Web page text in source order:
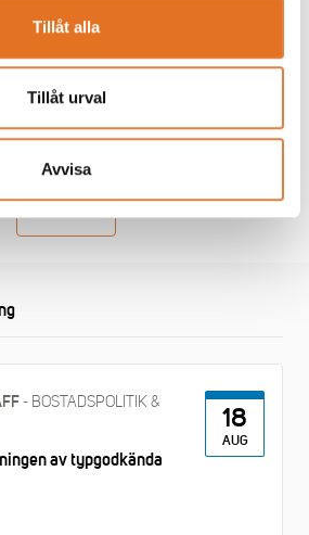
Tillåt alla
Tillåt urval
Avvisa
andra TMF:s förhandlingschef
- BOSTADSPOLITIK &
av typgodkända
18
AUG